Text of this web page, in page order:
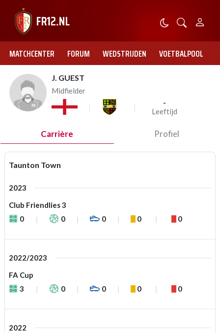
MATCHCENTER FORUM WEDSTRIJDEN VOETBALPOOL
J. GUEST
Midfielder
-
Leeftijd
Carrière Profiel
Taunton Town
2023
Club Friendlies 3
0
0 0 0 0
2022/2023
FA Cup
3
0 0 0 0
2022